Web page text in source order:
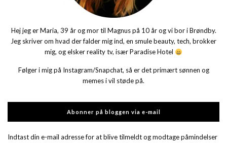
Hej jeg er Maria, 39 år og mor til Magnus på 10 år og vi bor i Brøndby.
Jeg skriver om hvad der falder mig ind, en smule beauty, tech, brokker
mig, og elsker reality tv, især Paradise Hotel
Følger i mig på Instagram/Snapchat, så er det primært sønnen og
memes i vil støde på.
Abonner på bloggen via e-mail
Indtast din e-mail adresse for at blive tilmeldt og modtage påmindelser